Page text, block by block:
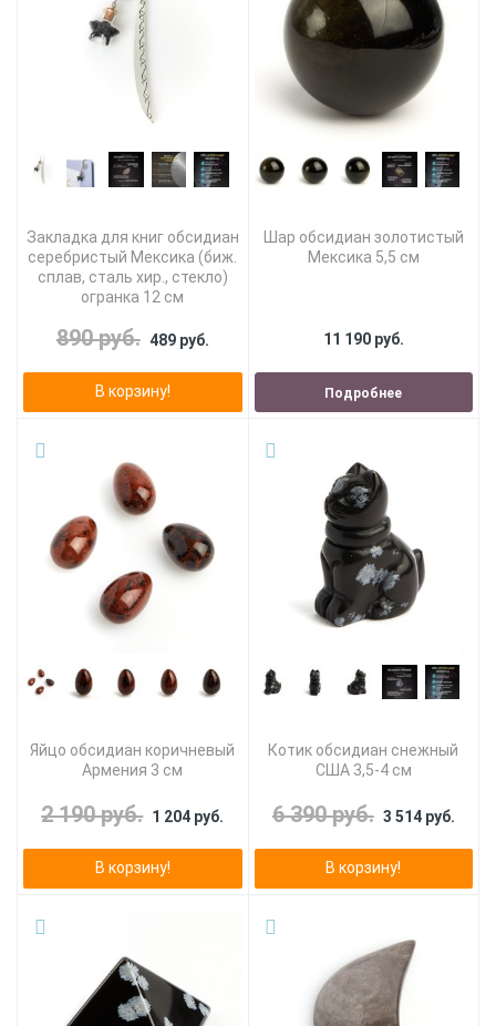
Закладка для книг обсидиан
серебристый Мексика (биж.
сплав, сталь хир., стекло)
огранка 12 см
890 руб. 489 руб.
В корзину!
Шар обсидиан золотистый
Мексика 5,5 см
11 190 руб.
Подробнее
Яйцо обсидиан коричневый
Армения 3 см
2 190 руб. 1 204 руб.
В корзину!
Котик обсидиан снежный
США 3,5-4 см
6 390 руб. 3 514 руб.
В корзину!